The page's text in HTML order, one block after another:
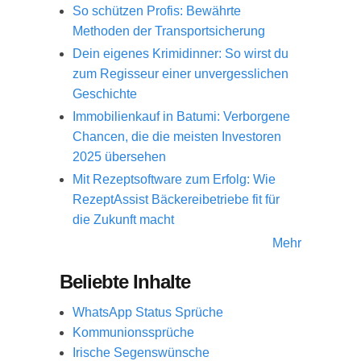
So schützen Profis: Bewährte
Methoden der Transportsicherung
Dein eigenes Krimidinner: So wirst du
zum Regisseur einer unvergesslichen
Geschichte
Immobilienkauf in Batumi: Verborgene
Chancen, die die meisten Investoren
2025 übersehen
Mit Rezeptsoftware zum Erfolg: Wie
RezeptAssist Bäckereibetriebe fit für
die Zukunft macht
Mehr
Beliebte Inhalte
WhatsApp Status Sprüche
Kommunionssprüche
Irische Segenswünsche